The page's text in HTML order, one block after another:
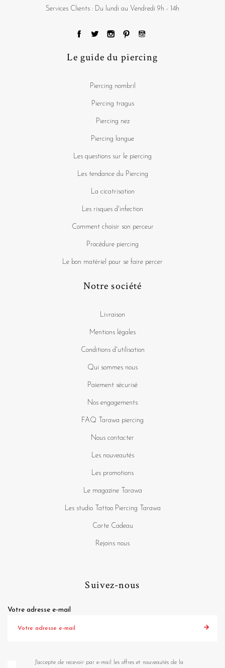
Services Clients : Du lundi au Vendredi 9h - 14h
Le guide du piercing
Piercing nombril
Piercing tragus
Piercing nez
Piercing langue
Les questions sur le piercing
Les tendance du Piercing
La cicatrisation
Les risques d'infection
Comment choisir son perceur
Procédure piercing
Le bon matériel pour se faire percer
Notre société
Livraison
Mentions légales
Conditions d'utilisation
Qui sommes nous
Paiement sécurisé
Nos engagements
FAQ Tarawa piercing
Nous contacter
Les nouveautés
Les promotions
Le magazine Tarawa
Les studio Tattoo Piercing Tarawa
Carte Cadeau
Rejoins nous
Suivez-nous
Votre adresse e-mail
J'accepte de recevoir par e-mail les offres et nouveautés de la